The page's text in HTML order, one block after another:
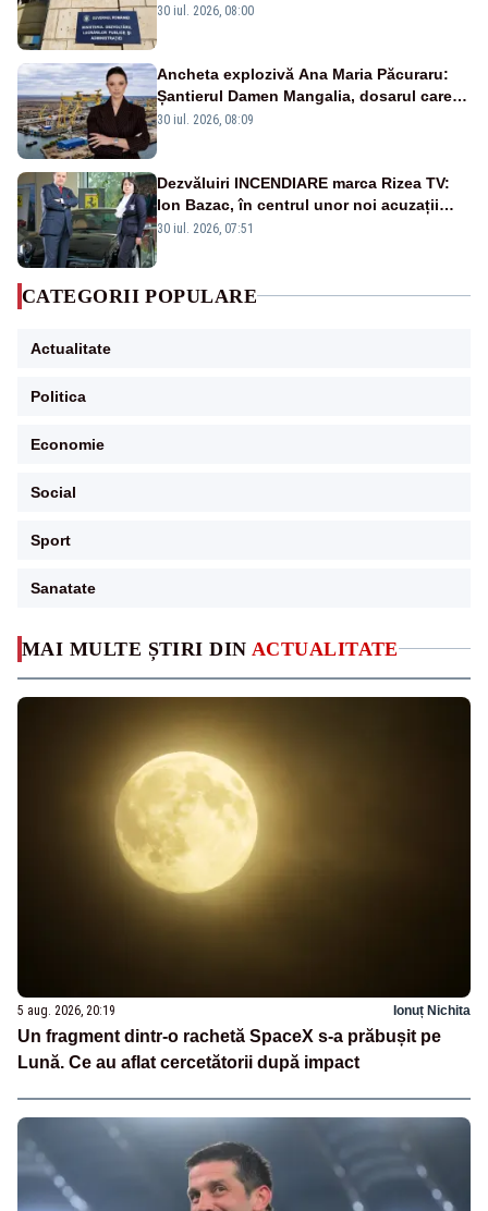
MAI MULTE ȘTIRI DIN ACTUALITATE
5 aug. 2026, 20:19 Ionuț Nichita
Un fragment dintr-o rachetă SpaceX s-a prăbușit pe
Lună. Ce au aflat cercetătorii după impact
ies în stradă
30 iul. 2026, 08:00
Ancheta explozivă Ana Maria Păcuraru:
Șantierul Damen Mangalia, dosarul care
scufundă apărarea României
30 iul. 2026, 08:09
Dezvăluiri INCENDIARE marca Rizea TV:
Ion Bazac, în centrul unor noi acuzații
publice
30 iul. 2026, 07:51
CATEGORII POPULARE
Actualitate
Politica
Economie
Social
Sport
Sanatate